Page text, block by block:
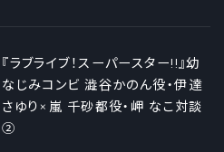
『ラブライブ！スーパースター!!』幼
なじみコンビ 澁谷かのん役・伊達
さゆり×嵐 千砂都役・岬 なこ対談
②